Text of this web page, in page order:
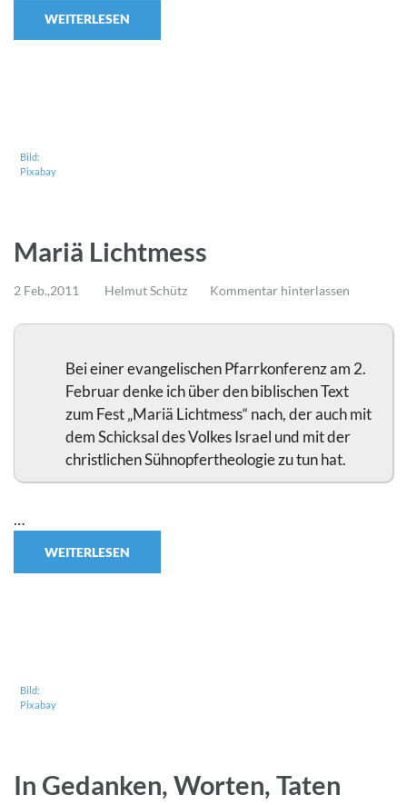
WEITERLESEN
Bild:
Pixabay
Mariä Lichtmess
2 Feb.,2011 Helmut Schütz Kommentar hinterlassen
Bei einer evangelischen Pfarrkonferenz am 2.
Februar denke ich über den biblischen Text
zum Fest „Mariä Lichtmess“ nach, der auch mit
dem Schicksal des Volkes Israel und mit der
christlichen Sühnopfertheologie zu tun hat.
…
WEITERLESEN
Bild:
Pixabay
In Gedanken, Worten, Taten